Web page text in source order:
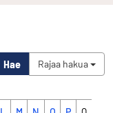
Hae Rajaa hakua